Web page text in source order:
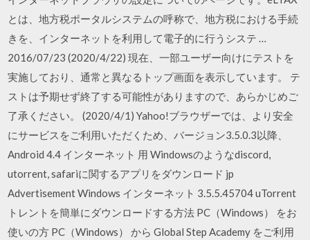
とは、地方税ポータルシステムの呼称で、地方税における手続
きを、インターネットを利用して電子的に行うシステ …
2016/07/23 (2020/4/22) 現在、一部ユーザー向けにテストを
実施しており、通常と異なるトップ画面を表示しています。 テ
ストは予期せず終了する可能性がありますので、あらかじめご
了承ください。 (2020/4/1) Yahoo!ブラウザーでは、より安全
にサービスをご利用いただくため、バージョン3.5.0.3以降、
Android 4.4 インターネット 用 Windowsのようなdiscord,
utorrent, safariに関するアプリをダウンロード jp
Advertisement Windows インターネット 3.5.5.45704 uTorrent
トレントを簡単にダウンロードする方法 PC（Windows） をお
使いの方 PC（Windows） から Global Step Academy をご利用